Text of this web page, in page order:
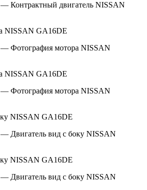
— Контрактный двигатель NISSAN
— Фотография мотора NISSAN
— Фотография мотора NISSAN
— Двигатель вид с боку NISSAN
— Двигатель вид с боку NISSAN